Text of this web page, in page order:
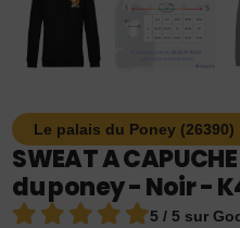
Le palais du Poney (26390)
SWEAT A
du poney - Noir -
5 / 5 sur